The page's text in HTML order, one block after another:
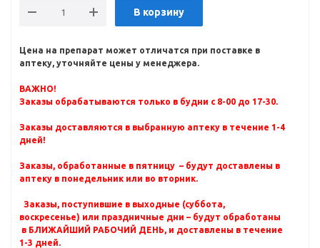
В корзину
Цена на препарат может отличатся при поставке в
аптеку, уточняйте цены у менеджера.
ВАЖНО!
Заказы обрабатываются только в будни с 8-00 до 17-30.
Заказы доставляются в выбранную аптеку в течение 1-4
дней!
Заказы, обработанные в пятницу – будут доставлены в
аптеку в понедельник или во вторник.
Заказы, поступившие в выходные (суббота,
воскресенье) или праздничные дни – будут обработаны
в БЛИЖАЙШИЙ РАБОЧИЙ ДЕНЬ, и доставлены в течение
1-3 дней.